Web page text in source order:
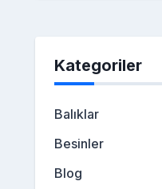
Kategoriler
Balıklar
Besinler
Blog